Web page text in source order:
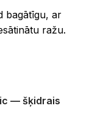
bagātīgu, ar
ražu.
— šķidrais